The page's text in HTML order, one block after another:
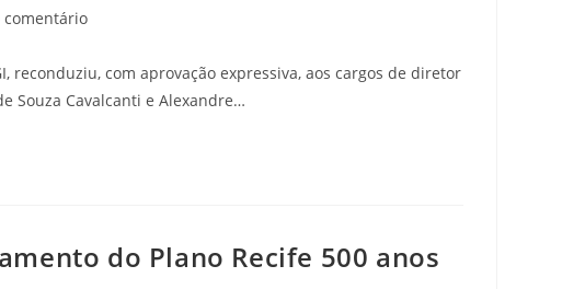
comentário
reconduziu, com aprovação expressiva, aos cargos de diretor
Souza Cavalcanti e Alexandre…
do Plano Recife 500 anos